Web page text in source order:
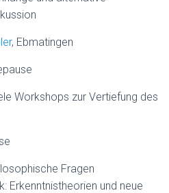
, Ebmatingen
Workshops zur Vertiefung des
Fragen
Erkenntnistheorien und neue